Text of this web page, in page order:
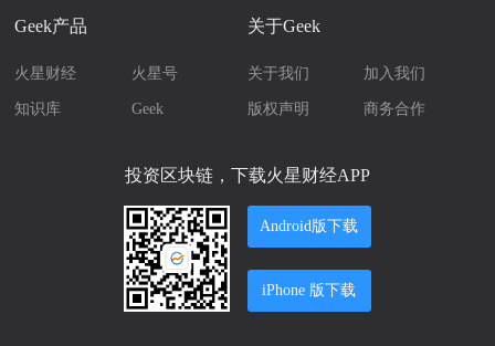
Geek产品
火星财经 火星号
知识库 Geek
关于Geek
关于我们 加入我们
版权声明 商务合作
投资区块链，下载火星财经APP
Android版下载
iPhone 版下载